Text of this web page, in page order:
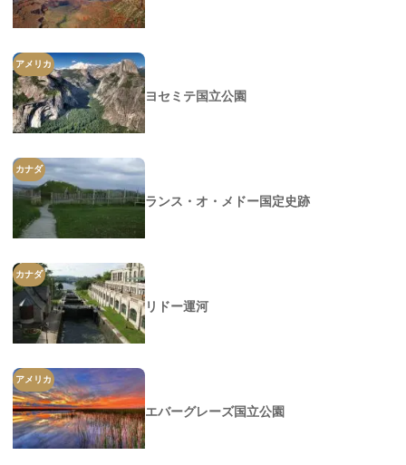
アメリカ
ヨセミテ国立公園
カナダ
ランス・オ・メドー国定史跡
カナダ
リドー運河
アメリカ
エバーグレーズ国立公園